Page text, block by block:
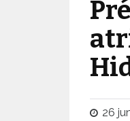
26